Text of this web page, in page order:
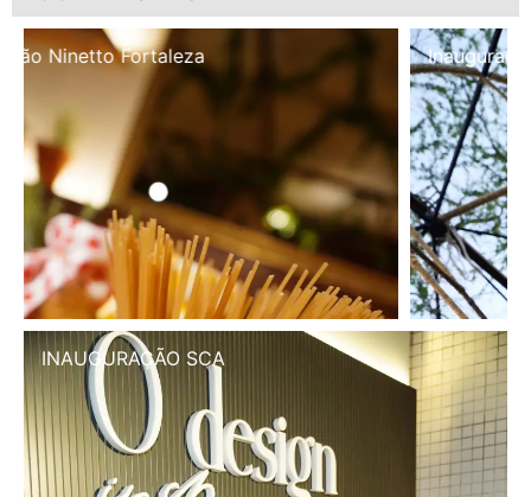
Inauguração Illa Café
INAUGURAÇÃO SCA